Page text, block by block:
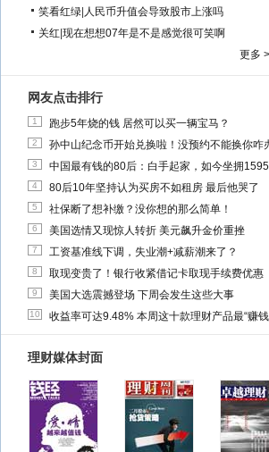
笑看红绿 人民币升值会导致股市上涨吗
关红 现在想想07年是不是感觉很可笑啊
更多
网友点击排行
1 跑步5年烧的钱 居然可以买一辆宝马？
2 孙中山纪念币开始兑换啦！没预约不能换你咋
3 中国最有钱的80后：白手起家，如今坐拥1595
4 80后10年坚持认为买房不如租房 最后他哭了
5 社保断了想补缴？没你想的那么简单！
6 美国选情又现惊人转折 美元飙升金价重挫
7 工资基准线下调，失业潮+减薪潮来了？
8 取现变贵了！银行收紧借记卡取现手续费优惠
9 美国大选震撼登场 下周会发生这些大事
10 收益率可达9.48% 本周这十款理财产品最“赚钱
理财媒体封面